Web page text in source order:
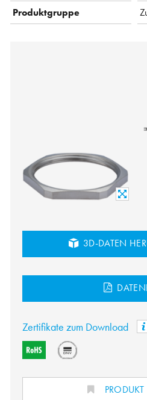
Produktgruppe
3D-DATEN
Zertifikate zum Download